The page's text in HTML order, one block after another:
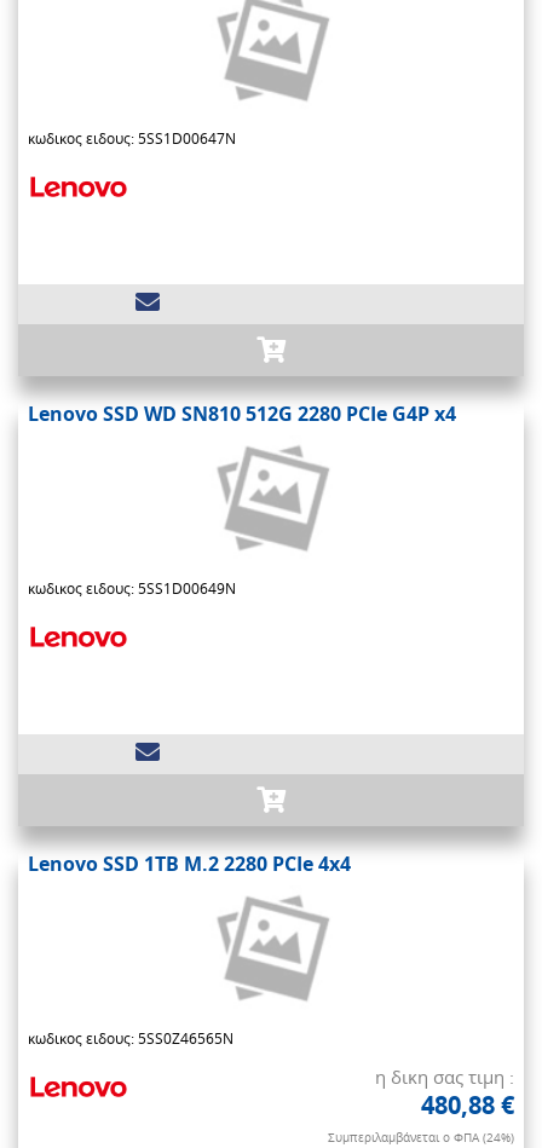
κωδικος ειδους: 5SS1D00647N
Lenovo SSD WD SN810 512G 2280 PCIe G4P x4
κωδικος ειδους: 5SS1D00649N
Lenovo SSD 1TB M.2 2280 PCIe 4x4
κωδικος ειδους: 5SS0Z46565N
η δικη σας τιμη :
480,88 €
Συμπεριλαμβάνεται ο ΦΠΑ (24%)